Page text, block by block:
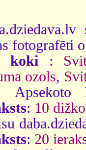
fotografēti
koki :
ozols,
: 10
: 20